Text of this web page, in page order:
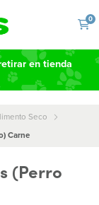
0
en tienda
Seco
Carne
(Perro